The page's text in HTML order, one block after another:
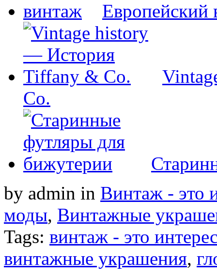
Европейский
Co.
by admin in Винтаж - это
моды, Винтажные
Tags: винтаж - это
винтажные украшения,